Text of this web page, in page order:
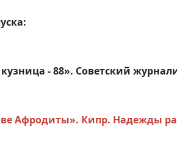
- 88». Советский
Афродиты». Кипр. Надежды